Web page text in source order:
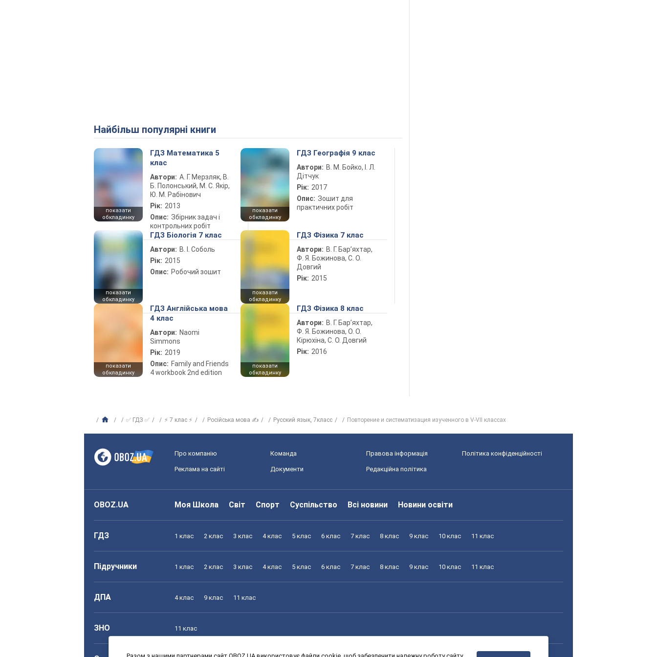
Найбільш популярні книги
показати
обкладинку
ГДЗ Математика 5
клас
Автори: А. Г. Мерзляк, В.
Б. Полонський, М. С. Якір,
Ю. М. Рабінович
Рік: 2013
Опис: Збірник задач і
контрольних робіт
показати
обкладинку
ГДЗ Географія 9 клас
Автори: В. М. Бойко, І. Л.
Дітчук
Рік: 2017
Опис: Зошит для
практичних робіт
показати
обкладинку
ГДЗ Біологія 7 клас
Автори: В. І. Соболь
Рік: 2015
Опис: Робочий зошит
показати
обкладинку
ГДЗ Фізика 7 клас
Автори: В. Г. Бар’яхтар,
Ф. Я. Божинова, С. О.
Довгий
Рік: 2015
показати
обкладинку
ГДЗ Англійська мова
4 клас
Автори: Naomi
Simmons
Рік: 2019
Опис: Family and Friends
4 workbook 2nd edition
показати
обкладинку
ГДЗ Фізика 8 клас
Автори: В. Г. Бар’яхтар,
Ф. Я. Божинова, О. О.
Кірюхіна, С. О. Довгий
Рік: 2016
✅ ГДЗ ✅ ⚡ 7 клас ⚡ Російська мова ✍ Русский язык, 7класс Повторение и систематизация изученного в V-VII классах
Про компанію Команда Правова інформація Політика конфіденційності
Реклама на сайті Документи Редакційна політика
OBOZ.UA Моя Школа Світ Спорт Суспільство Всі новини Новини освіти
ГДЗ 1 клас 2 клас 3 клас 4 клас 5 клас 6 клас 7 клас 8 клас 9 клас 10 клас 11 клас
Підручники 1 клас 2 клас 3 клас 4 клас 5 клас 6 клас 7 клас 8 клас 9 клас 10 клас 11 клас
ДПА 4 клас 9 клас 11 клас
ЗНО 11 клас